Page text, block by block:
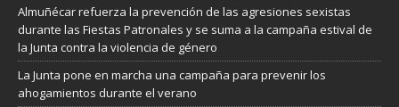
Almuñécar refuerza la prevención de las agresiones sexistas
durante las Fiestas Patronales y se suma a la campaña estival de
la Junta contra la violencia de género
La Junta pone en marcha una campaña para prevenir los
ahogamientos durante el verano